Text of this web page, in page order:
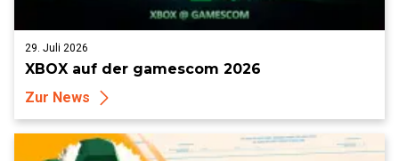
29. Juli 2026
XBOX auf der gamescom 2026
Zur News